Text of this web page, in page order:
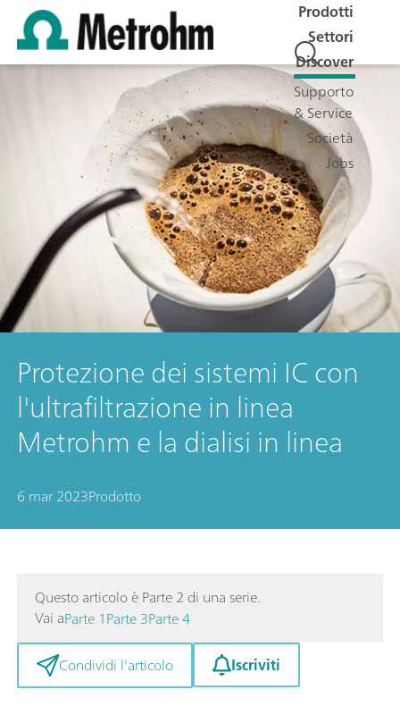
Prodotti
Settori
Discover
Supporto
& Service
Società
Jobs
Protezione dei sistemi IC con
l'ultrafiltrazione in linea
Metrohm e la dialisi in linea
6 mar 2023Prodotto
Questo articolo è Parte 2 di una serie.
Vai aParte 1Parte 3Parte 4
Condividi l'articolo
Iscriviti